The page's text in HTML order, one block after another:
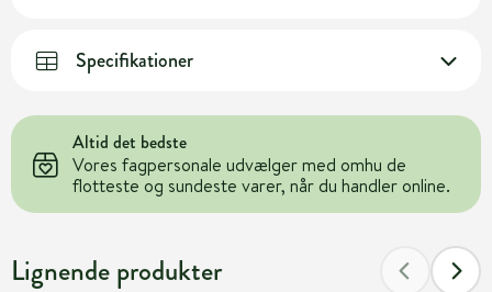
Specifikationer
Altid det bedste
Vores fagpersonale udvælger med omhu de
flotteste og sundeste varer, når du handler online.
Lignende produkter